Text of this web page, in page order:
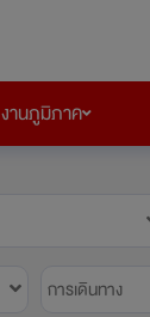
งานภูมิภาค
การเดินทาง